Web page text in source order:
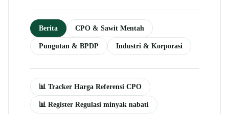
Berita CPO & Sawit Mentah
Pungutan & BPDP Industri & Korporasi
📊 Tracker Harga Referensi CPO
📊 Register Regulasi minyak nabati